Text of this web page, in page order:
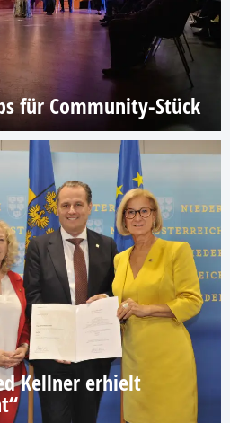
für Community-Stück
Kellner erhielt